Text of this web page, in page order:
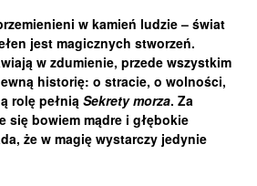
w kamień ludzie – świat
jest magicznych stworzeń.
w zdumienie, przede wszystkim
historię: o stracie, o wolności,
rolę pełnią Sekrety morza. Za
się bowiem mądre i głębokie
że w magię wystarczy jedynie